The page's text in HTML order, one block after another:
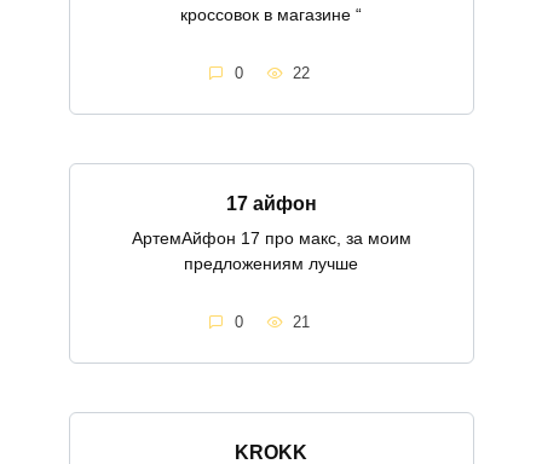
кроссовок в магазине “
0 22
17 айфон
АртемАйфон 17 про макс, за моим
предложениям лучше
0 21
KROKK